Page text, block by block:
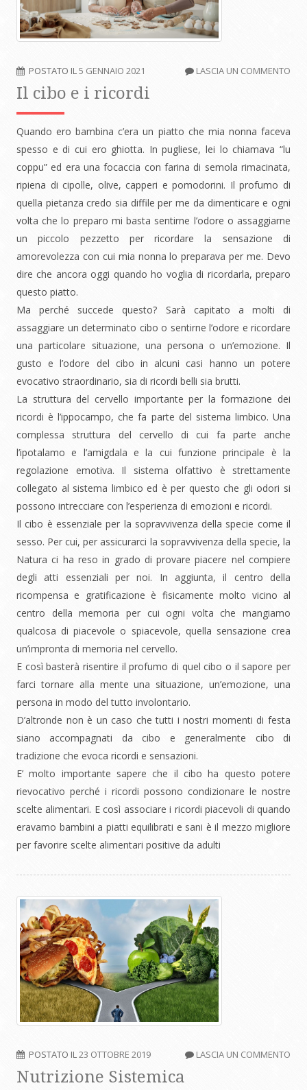
POSTATO IL5 GENNAIO 2021 LASCIA UN COMMENTO
Il cibo e i ricordi
Quando ero bambina c’era un piatto che mia nonna faceva
spesso e di cui ero ghiotta. In pugliese, lei lo chiamava “lu
coppu” ed era una focaccia con farina di semola rimacinata,
ripiena di cipolle, olive, capperi e pomodorini. Il profumo di
quella pietanza credo sia diffile per me da dimenticare e ogni
volta che lo preparo mi basta sentirne l’odore o assaggiarne
un piccolo pezzetto per ricordare la sensazione di
amorevolezza con cui mia nonna lo preparava per me. Devo
dire che ancora oggi quando ho voglia di ricordarla, preparo
questo piatto.
Ma perché succede questo? Sarà capitato a molti di
assaggiare un determinato cibo o sentirne l’odore e ricordare
una particolare situazione, una persona o un’emozione. Il
gusto e l’odore del cibo in alcuni casi hanno un potere
evocativo straordinario, sia di ricordi belli sia brutti.
La struttura del cervello importante per la formazione dei
ricordi è l’ippocampo, che fa parte del sistema limbico. Una
complessa struttura del cervello di cui fa parte anche
l’ipotalamo e l’amigdala e la cui funzione principale è la
regolazione emotiva. Il sistema olfattivo è strettamente
collegato al sistema limbico ed è per questo che gli odori si
possono intrecciare con l’esperienza di emozioni e ricordi.
Il cibo è essenziale per la sopravvivenza della specie come il
sesso. Per cui, per assicurarci la sopravvivenza della specie, la
Natura ci ha reso in grado di provare piacere nel compiere
degli atti essenziali per noi. In aggiunta, il centro della
ricompensa e gratificazione è fisicamente molto vicino al
centro della memoria per cui ogni volta che mangiamo
qualcosa di piacevole o spiacevole, quella sensazione crea
un’impronta di memoria nel cervello.
E così basterà risentire il profumo di quel cibo o il sapore per
farci tornare alla mente una situazione, un’emozione, una
persona in modo del tutto involontario.
D’altronde non è un caso che tutti i nostri momenti di festa
siano accompagnati da cibo e generalmente cibo di
tradizione che evoca ricordi e sensazioni.
E’ molto importante sapere che il cibo ha questo potere
rievocativo perché i ricordi possono condizionare le nostre
scelte alimentari. E così associare i ricordi piacevoli di quando
eravamo bambini a piatti equilibrati e sani è il mezzo migliore
per favorire scelte alimentari positive da adulti
POSTATO IL23 OTTOBRE 2019 LASCIA UN COMMENTO
Nutrizione Sistemica